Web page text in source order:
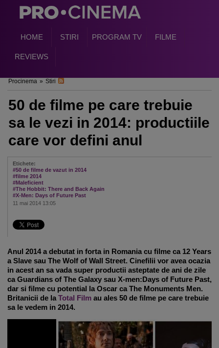
HOME STIRI PROGRAM TV FILME
REVIEWS
Procinema » Stiri
50 de filme pe care trebuie
sa le vezi in 2014: productiile
care vor defini anul
Etichete:
#50 de filme de vazut in 2014
#filme 2014
#Maleficient
#The Hobbit: There and Back Again
#X-Men: Days of Future Past
11 mai 2014 13:05
Anul 2014 a debutat in forta in Romania cu filme ca 12 Years
a Slave sau The Wolf of Wall Street. Cinefilii vor avea ocazia
in acest an sa vada super productii asteptate de ani de zile
ca Guardians of The Galaxy sau X-men:Days of Future Past,
dar si filme cu potential la Oscar ca The Monuments Men.
Britanicii de la Total Film au ales 50 de filme pe care trebuie
sa le vedem in 2014.